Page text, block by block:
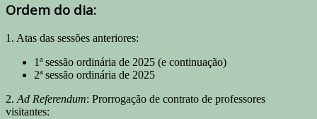
Ordem do dia:
1. Atas das sessões anteriores:
1ª sessão ordinária de 2025 (e continuação)
2ª sessão ordinária de 2025
2. Ad Referendum: Prorrogação de contrato de professores
visitantes: